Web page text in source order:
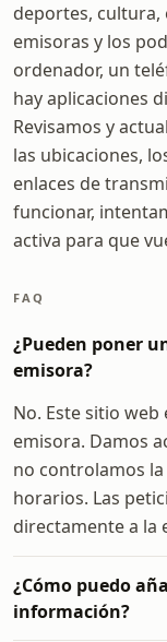
deportes, cultura,
emisoras y los
ordenador, un
hay aplicaciones
Revisamos y
las ubicaciones,
enlaces de
funcionar,
activa para que
FAQ
¿Pueden poner
emisora?
No. Este sitio
emisora. Damos
no controlamos
horarios. Las
directamente a la
¿Cómo puedo
información?